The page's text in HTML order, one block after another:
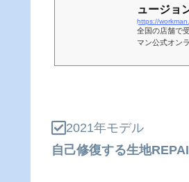
ュージョ
https://
全国の店舗で
マン公式オン
(R)(リペアテ
2021年モデル
自己修復する生地